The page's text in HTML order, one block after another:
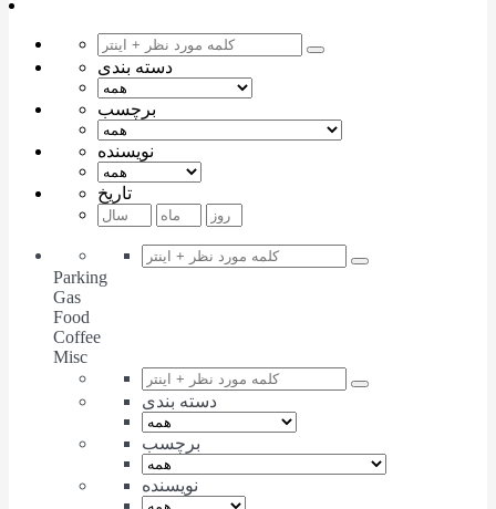
دسته بندی
برچسب
نویسنده
تاریخ
Parking
Gas
Food
Coffee
Misc
دسته بندی
برچسب
نویسنده